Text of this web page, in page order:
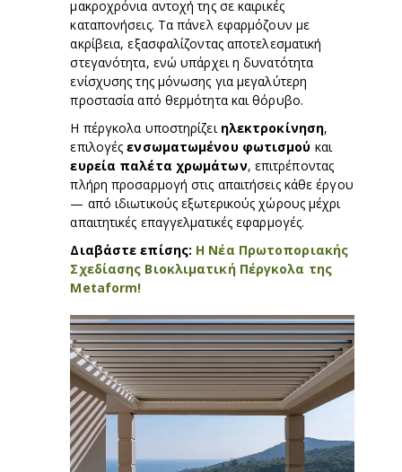
μακροχρόνια αντοχή της σε καιρικές
καταπονήσεις. Τα πάνελ εφαρμόζουν με
ακρίβεια, εξασφαλίζοντας αποτελεσματική
στεγανότητα, ενώ υπάρχει η δυνατότητα
ενίσχυσης της μόνωσης για μεγαλύτερη
προστασία από θερμότητα και θόρυβο.
Η πέργκολα υποστηρίζει ηλεκτροκίνηση,
επιλογέςενσωματωμένου φωτισμού και
ευρεία παλέτα χρωμάτων, επιτρέποντας
πλήρη προσαρμογή στις απαιτήσεις κάθε έργου
— από ιδιωτικούς εξωτερικούς χώρους μέχρι
απαιτητικές επαγγελματικές εφαρμογές.
Διαβάστε επίσης: Η Νέα Πρωτοποριακής
Σχεδίασης Βιοκλιματική Πέργκολα της
Metaform!